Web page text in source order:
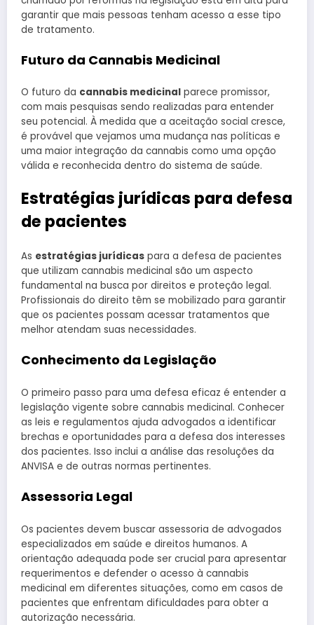
garantir que mais pessoas tenham acesso a esse tipo
de tratamento.
Futuro da Cannabis Medicinal
O futuro da cannabis medicinal parece promissor,
com mais pesquisas sendo realizadas para entender
seu potencial. À medida que a aceitação social cresce,
é provável que vejamos uma mudança nas políticas e
uma maior integração da cannabis como uma opção
válida e reconhecida dentro do sistema de saúde.
Estratégias jurídicas para defesa
de pacientes
As estratégias jurídicas para a defesa de pacientes
que utilizam cannabis medicinal são um aspecto
fundamental na busca por direitos e proteção legal.
Profissionais do direito têm se mobilizado para garantir
que os pacientes possam acessar tratamentos que
melhor atendam suas necessidades.
Conhecimento da Legislação
O primeiro passo para uma defesa eficaz é entender a
legislação vigente sobre cannabis medicinal. Conhecer
as leis e regulamentos ajuda advogados a identificar
brechas e oportunidades para a defesa dos interesses
dos pacientes. Isso inclui a análise das resoluções da
ANVISA e de outras normas pertinentes.
Assessoria Legal
Os pacientes devem buscar assessoria de advogados
especializados em saúde e direitos humanos. A
orientação adequada pode ser crucial para apresentar
requerimentos e defender o acesso à cannabis
medicinal em diferentes situações, como em casos de
pacientes que enfrentam dificuldades para obter a
autorização necessária.